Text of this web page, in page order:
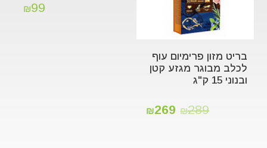
בריט מזון פרימיום עוף
לכלב מבוגר מגזע קטן
ובנוני 15 ק"ג
₪289
₪269
₪99